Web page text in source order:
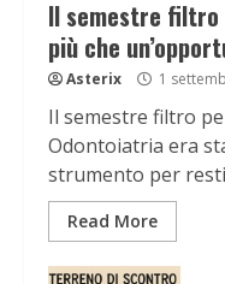
Il semestre filtro
più che
Asterix 1
Il semestre filtro
Odontoiatria era
strumento per
Read More